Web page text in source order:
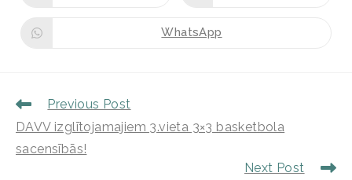
WhatsApp
Previous Post
DAVV izglītojamajiem 3.vieta 3×3 basketbola
sacensībās!
Next Post